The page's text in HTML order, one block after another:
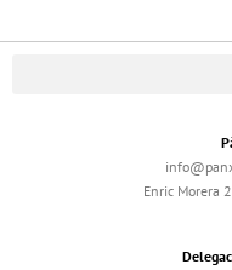
Enric Morera